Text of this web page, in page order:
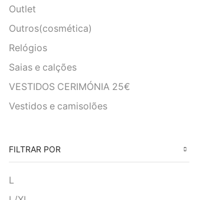
Outlet
Outros(cosmética)
Relógios
Saias e calções
VESTIDOS CERIMÓNIA 25€
Vestidos e camisolões
FILTRAR POR
L